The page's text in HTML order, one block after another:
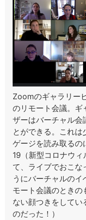
Zoomのギャラリー
のリモート会議。ギ
ザーはバーチャル会
とができる。これ
ゲージを読み取るの
19（新型コロナウ
て、ライブでおこな
うにバーチャルのイ
モート会議のとき
ない顔つきをしてい
のだった！）